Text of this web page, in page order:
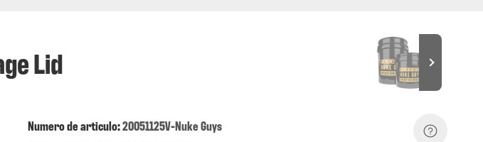
Lid
Numero de articulo:20051125V-Nuke Guys